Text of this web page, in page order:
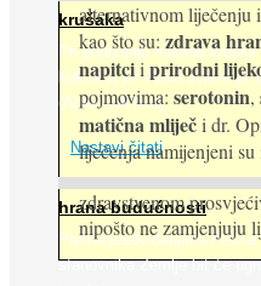
krušaka
Pri podizanju nasada
kukcima jer vlada uvjerenje
(Apis mellifera). ...
Nastavi čitati
hrana budućnosti
Prema predviđanjima FAO-
stanovnika Zemlje bit će
alternativnom liječenju
kao što su: zdrava
napitciiprirodni
pojmovima: serotonin,
matična mliječi dr.
liječenja namijenjeni
zdravstvenom
nipošto ne zamjenjuju